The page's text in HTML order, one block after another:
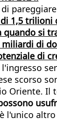
1,5 trilioni
si
di
di
scorso
Oriente. Il
l'unico